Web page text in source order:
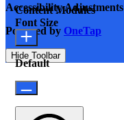
Accessibility Adjustments
Powered by OneTap
Hide Toolbar
Content Modules
Font Size
Default